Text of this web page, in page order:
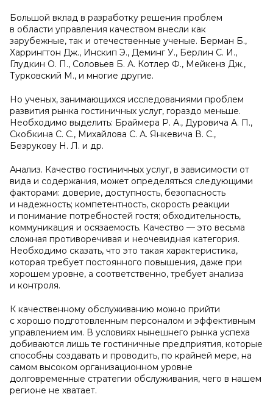
Большой вклад в разработку решения проблем
в области управления качеством внесли как
зарубежные, так и отечественные ученые. Берман Б.,
Харрингтон Дж., Инскип Э., Деминг У., Берлин С. И.,
Глудкин О. П., Соловьев Б. А. Котлер Ф., Мейкенз Дж.,
Турковский М., и многие другие.
Но ученых, занимающихся исследованиями проблем
развития рынка гостиничных услуг, гораздо меньше.
Необходимо выделить: Браймера Р. А., Дуровича А. П.,
Скобкина С. С., Михайлова С. А. Янкевича В. С.,
Безрукову Н. Л. и др.
Анализ. Качество гостиничных услуг, в зависимости от
вида и содержания, может определяться следующими
факторами: доверие, доступность, безопасность
и надежность; компетентность, скорость реакции
и понимание потребностей гостя; обходительность,
коммуникация и осязаемость. Качество — это весьма
сложная противоречивая и неочевидная категория.
Необходимо сказать, что это такая характеристика,
которая требует постоянного повышения, даже при
хорошем уровне, а соответственно, требует анализа
и контроля.
К качественному обслуживанию можно прийти
с хорошо подготовленным персоналом и эффективным
управлением им. В условиях нынешнего рынка успеха
добиваются лишь те гостиничные предприятия, которые
способны создавать и проводить, по крайней мере, на
самом высоком организационном уровне
долговременные стратегии обслуживания, чего в нашем
регионе не хватает.